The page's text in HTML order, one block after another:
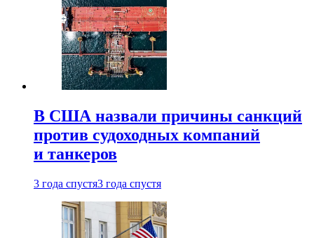
В США назвали причины санкций
против судоходных компаний
и танкеров
3 года спустя3 года спустя